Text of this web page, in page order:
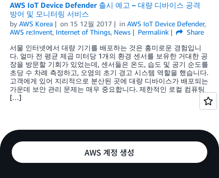
AWS IoT Device Defender 출시 예고 – 대량 디바이스 공격
방어 및 모니터링 서비스
by AWS Korea on 15 12월 2017 in AWS IoT Device Defender,
AWS re:Invent, Internet of Things, News Permalink
Share
서물 인터넷에서 대량 기기를 배포하는 것은 흥미로운 경험입니
다. 얼마 전 평균 제곱 미터당 1개의 환경 센서를 보유한 거대한 공
장을 방문할 기회가 있었는데, 센서들은 온도, 습도 및 공기 순도를
초당 수 차례 측정하고, 오염의 초기 경고 시스템 역할을 했습니다.
고객에게 있어 지리적으로 분산된 곳에 대량 디바이스가 배포되는
가운데 보안 관리 문제는 매우 중요합니다. 제한적인 로컬 컴퓨팅
[…]
AWS 계정 생성